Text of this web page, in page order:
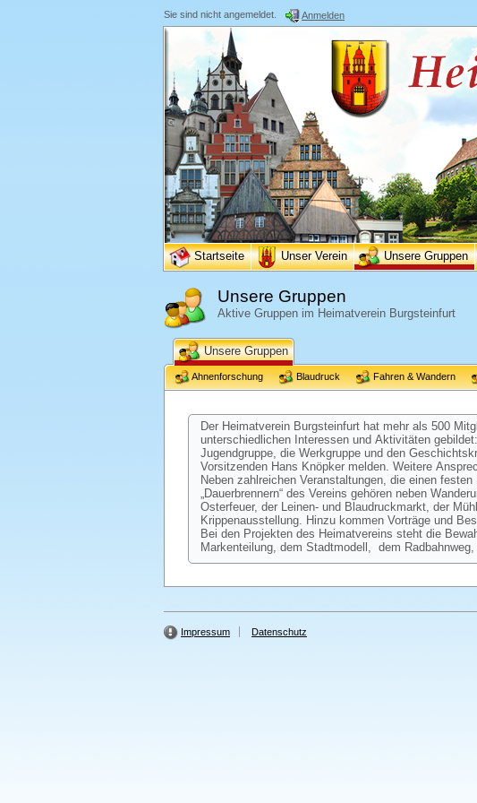
Sie sind nicht angemeldet. Anmelden
Startseite Unser Verein Unsere Gruppen
Unsere Gruppen
Aktive Gruppen im Heimatverein Burgsteinfurt
Unsere Gruppen
Ahnenforschung Blaudruck Fahren & Wandern
Der Heimatverein Burgsteinfurt hat mehr als 500
unterschiedlichen Interessen und Aktivitäten
Jugendgruppe, die Werkgruppe und den
Vorsitzenden Hans Knöpker melden. Weitere
Neben zahlreichen Veranstaltungen, die einen
„Dauerbrennern“ des Vereins gehören neben
Osterfeuer, der Leinen- und Blaudruckmarkt, der
Krippenausstellung. Hinzu kommen Vorträge und
Bei den Projekten des Heimatvereins steht die
Markenteilung, dem Stadtmodell, dem
Impressum Datenschutz